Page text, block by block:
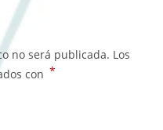
no será publicada. Los
con *